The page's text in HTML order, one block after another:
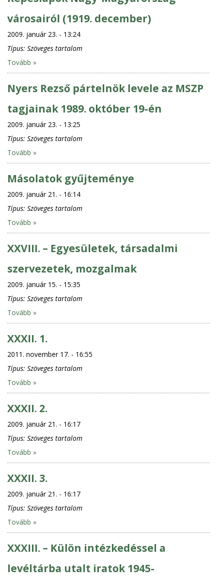
városairól (1919. december)
2009. január 23. - 13:24
Típus: Szöveges tartalom
Tovább »
Nyers Rezső pártelnök levele az MSZP
tagjainak 1989. október 19-én
2009. január 23. - 13:25
Típus: Szöveges tartalom
Tovább »
Másolatok gyűjteménye
2009. január 21. - 16:14
Típus: Szöveges tartalom
Tovább »
XXVIII. – Egyesületek, társadalmi
szervezetek, mozgalmak
2009. január 15. - 15:35
Típus: Szöveges tartalom
Tovább »
XXXII. 1.
2011. november 17. - 16:55
Típus: Szöveges tartalom
Tovább »
XXXII. 2.
2009. január 21. - 16:17
Típus: Szöveges tartalom
Tovább »
XXXII. 3.
2009. január 21. - 16:17
Típus: Szöveges tartalom
Tovább »
XXXIII. – Külön intézkedéssel a
levéltárba utalt iratok 1945-